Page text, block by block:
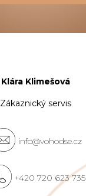
Klára Klimešová
Zákaznický servis
info@vohodse.cz
+420 720 623 735